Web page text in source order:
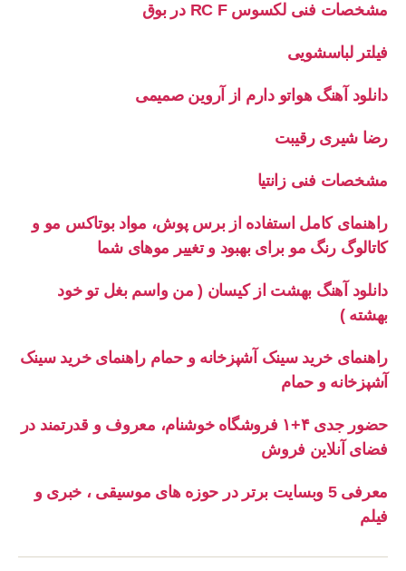
مشخصات فنی لکسوس RC F در بوق
فیلتر لباسشویی
دانلود آهنگ هواتو دارم از آروین صمیمی
رضا شیری رقیبت
مشخصات فنی زانتیا
راهنمای کامل استفاده از برس پوش، مواد بوتاکس مو و
کاتالوگ رنگ مو برای بهبود و تغییر موهای شما
دانلود آهنگ بهشت از کیسان ( من واسم بغل تو خود
بهشته )
راهنمای خرید سینک آشپزخانه و حمام راهنمای خرید سینک
آشپزخانه و حمام
حضور جدی ۴+۱ فروشگاه خوشنام، معروف و قدرتمند در
فضای آنلاین فروش
معرفی 5 وبسایت برتر در حوزه های موسیقی ، خبری و
فیلم